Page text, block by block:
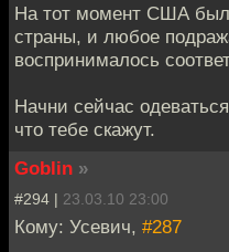
На тот момент США
страны, и любое
воспринималось
Начни сейчас
что тебе скажут.
Goblin »
#294 | 23.03.10 23:00
Кому: Усевич, #287